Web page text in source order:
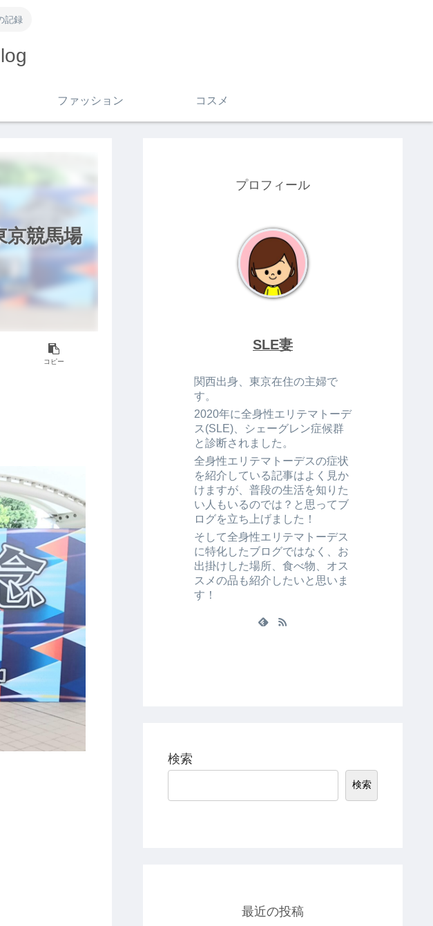
記録
ファッション コスメ
京競馬場
コピー
プロフィール
SLE妻
関西出身、東京在住の主婦で
す。
2020年に全身性エリテマトーデ
ス(SLE)、シェーグレン症候群
と診断されました。
全身性エリテマトーデスの症状
を紹介している記事はよく見か
けますが、普段の生活を知りた
い人もいるのでは？と思ってブ
ログを立ち上げました！
そして全身性エリテマトーデス
に特化したブログではなく、お
出掛けした場所、食べ物、オス
スメの品も紹介したいと思いま
す！
検索
検索
最近の投稿